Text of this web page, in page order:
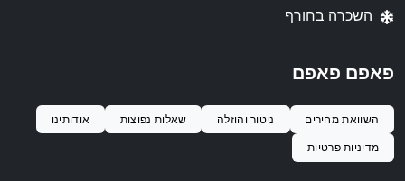
השכרה בחורף
פאפם פאפם
השוואת מחירים ניטור והוזלה שאלות נפוצות
אודותינו
מדיניות פרטיות